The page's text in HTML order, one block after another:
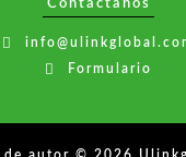
Contáctanos
Formulario